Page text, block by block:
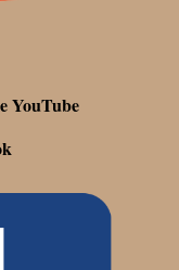
YouTube